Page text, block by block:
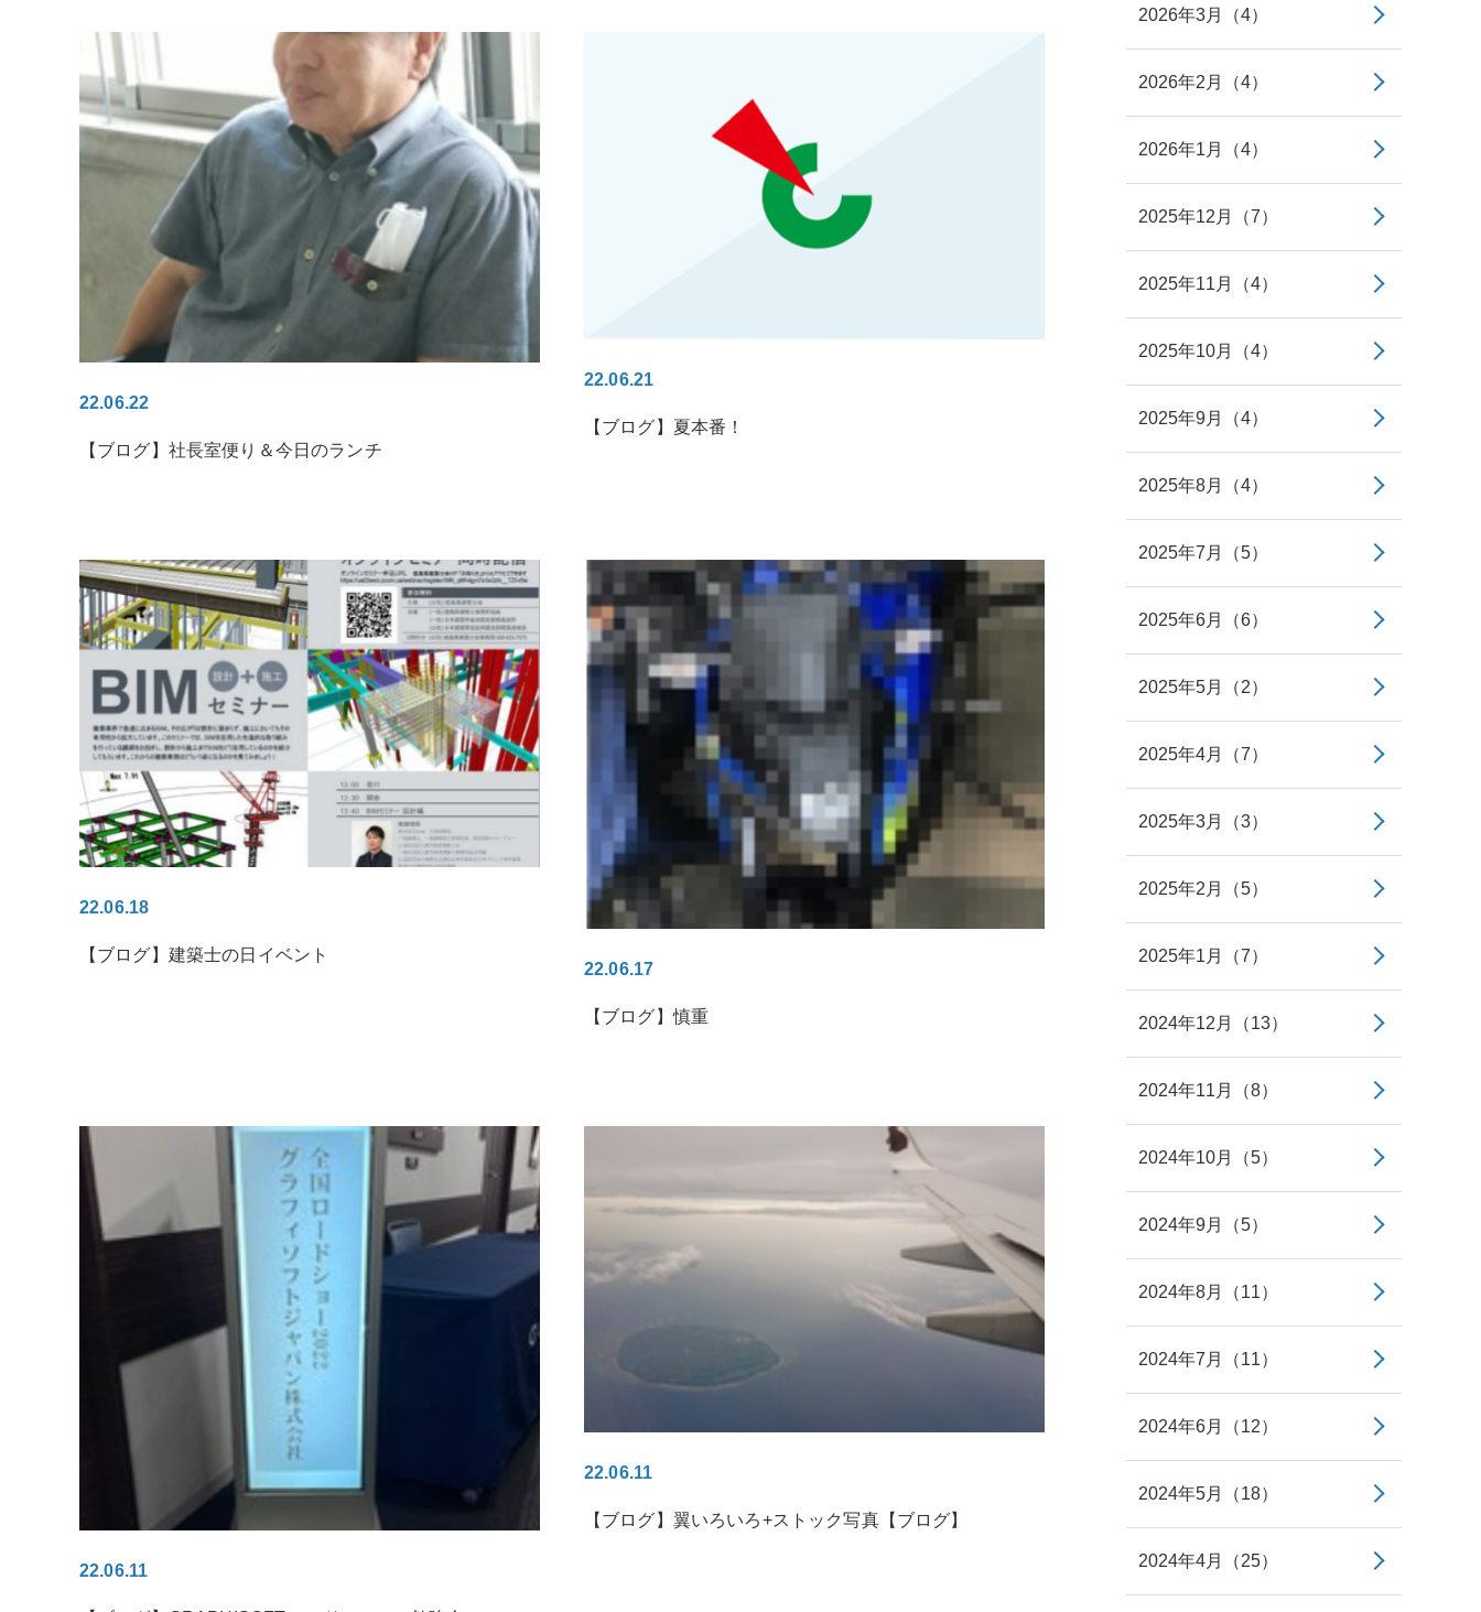
22.06.22
【ブログ】社長室便り＆今日のランチ
22.06.21
【ブログ】夏本番！
22.06.18
【ブログ】建築士の日イベント
22.06.17
【ブログ】慎重
22.06.11
22.06.11
【ブログ】翼いろいろ+ストック写真【ブログ】
2026年3月（4）
2026年2月（4）
2026年1月（4）
2025年12月（7）
2025年11月（4）
2025年10月（4）
2025年9月（4）
2025年8月（4）
2025年7月（5）
2025年6月（6）
2025年5月（2）
2025年4月（7）
2025年3月（3）
2025年2月（5）
2025年1月（7）
2024年12月（13）
2024年11月（8）
2024年10月（5）
2024年9月（5）
2024年8月（11）
2024年7月（11）
2024年6月（12）
2024年5月（18）
2024年4月（25）